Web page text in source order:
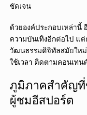
ชัดเจน
ด้วยองค์ประกอบเหล่านี้
ความบันเทิงอีกต่อไป แ
วัฒนธรรมดิจิทัลสมัยให
ใช้เวลา ติดตามคอนเท
ภูมิภาคสำคัญที่
ผู้ชมอีสปอร์ต